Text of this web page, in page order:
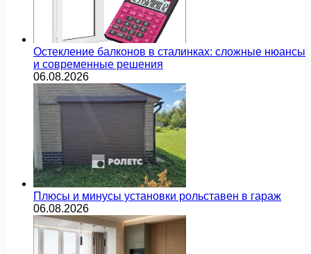
Остекление балконов в сталинках: сложные нюансы
и современные решения
06.08.2026
Плюсы и минусы установки рольставен в гараж
06.08.2026